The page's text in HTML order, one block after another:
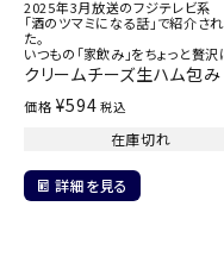
2025年3月放送のフジテレビ系
「酒のツマミになる話」で紹介さ
た。
いつもの「家飲み」をちょっと贅沢
クリームチーズ生ハム包み
価格 ¥594 税込
在庫切れ
詳細を見る